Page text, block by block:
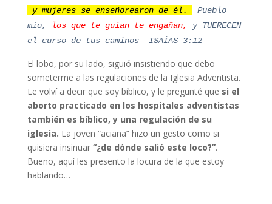
y mujeres se enseñorearon de él.
Pueblo
mío,
los que te guían te engañan,
y TUERECEN
el curso de tus caminos—ISAÍAS 3:12
El lobo, por su lado, siguió insistiendo que debo
someterme a las regulaciones de la Iglesia Adventista.
Le volví a decir que soy bíblico, y le pregunté que si el
aborto practicado en los hospitales adventistas
también es bíblico, y una regulación de su
iglesia. La joven “aciana” hizo un gesto como si
quisiera insinuar “¿de dónde salió este loco?”.
Bueno, aquí les presento la locura de la que estoy
hablando…